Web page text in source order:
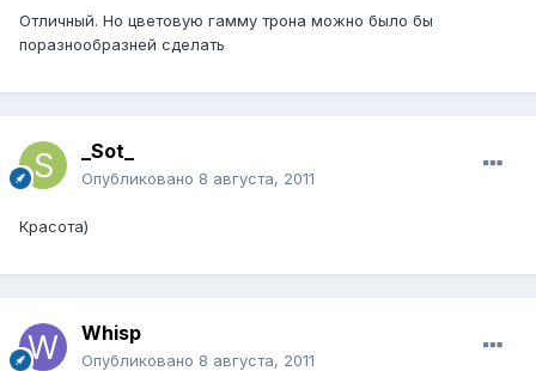
Отличный. Но цветовую гамму трона можно было бы
поразнообразней сделать
_Sot_
Опубликовано 8 августа, 2011
Красота)
Whisp
Опубликовано 8 августа, 2011